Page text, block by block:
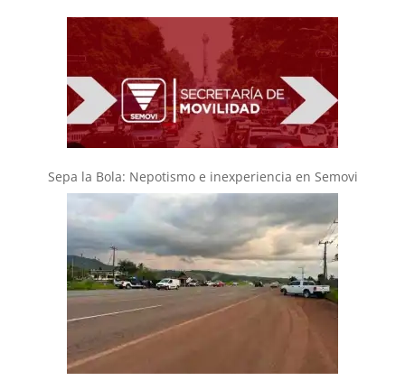
Sepa la Bola: Nepotismo e inexperiencia en Semovi